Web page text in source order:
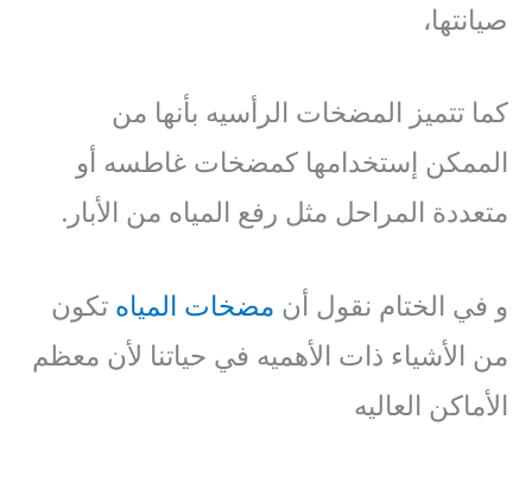
صيانتها،
كما تتميز المضخات الرأسيه بأنها من
الممكن إستخدامها كمضخات غاطسه أو
متعددة المراحل مثل رفع المياه من الأبار.
و في الختام نقول أن مضخات المياه تكون
من الأشياء ذات الأهميه في حياتنا لأن معظم
الأماكن العاليه